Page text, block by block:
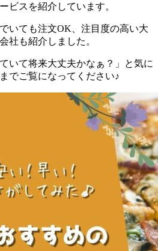
ビスを紹介しています。
いても注文OK、注目度の高い大
社も紹介 しました。
いて将来大丈夫かなぁ？」と気に
でご覧になってください♪